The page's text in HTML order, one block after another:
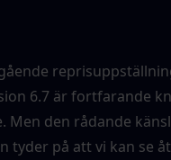
6.7 är fortfarande
Men den rådande
tyder på att vi kan se